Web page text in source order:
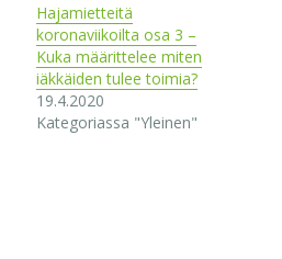
Hajamietteitä
koronaviikoilta osa 3 –
Kuka määrittelee miten
iäkkäiden tulee toimia?
19.4.2020
Kategoriassa "Yleinen"